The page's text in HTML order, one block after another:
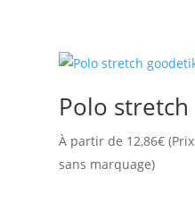
Polo stretch
À partir de 12,86€(Prix
sans marquage)